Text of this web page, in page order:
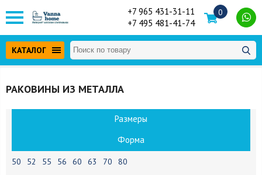
+7 965 431-31-11
+7 495 481-41-74
0
КАТАЛОГ
РАКОВИНЫ ИЗ МЕТАЛЛА
Размеры
Форма
50 52 55 56 60 63 70 80